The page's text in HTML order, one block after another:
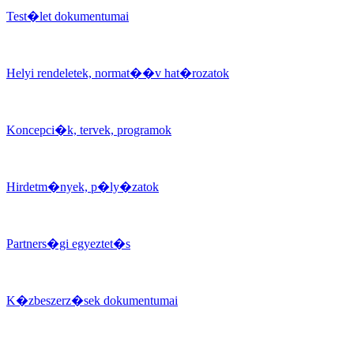
Test�let dokumentumai
Helyi rendeletek, normat��v hat�rozatok
Koncepci�k, tervek, programok
Hirdetm�nyek, p�ly�zatok
Partners�gi egyeztet�s
K�zbeszerz�sek dokumentumai